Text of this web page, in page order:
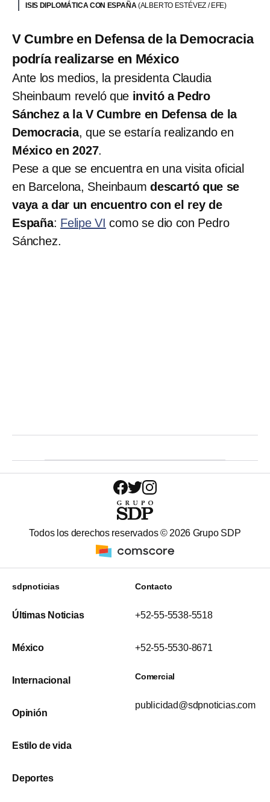
ISIS DIPLOMÁTICA CON ESPAÑA(ALBERTO ESTÉVEZ / EFE)
V Cumbre en Defensa de la Democracia
podría realizarse en México
Ante los medios, la presidenta Claudia
Sheinbaum reveló que invitó a Pedro
Sánchez a la V Cumbre en Defensa de la
Democracia, que se estaría realizando en
México en 2027.
Pese a que se encuentra en una visita oficial
en Barcelona, Sheinbaumdescartó que se
vaya a dar un encuentro con el rey de
España: Felipe VI como se dio con Pedro
Sánchez.
Todos los derechos reservados © 2026 Grupo SDP
sdpnoticias
Últimas Noticias
México
Internacional
Opinión
Estilo de vida
Deportes
Contacto
+52-55-5538-5518
+52-55-5530-8671
Comercial
publicidad@sdpnoticias.com